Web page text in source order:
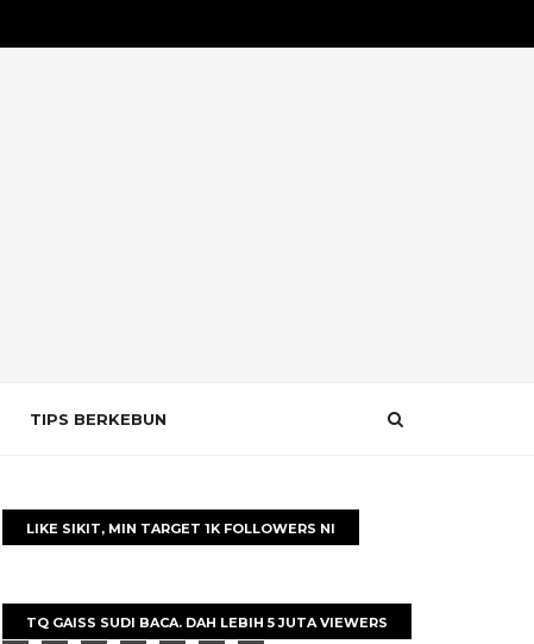
TIPS BERKEBUN
LIKE SIKIT, MIN TARGET 1K FOLLOWERS NI
TQ GAISS SUDI BACA. DAH LEBIH 5 JUTA VIEWERS